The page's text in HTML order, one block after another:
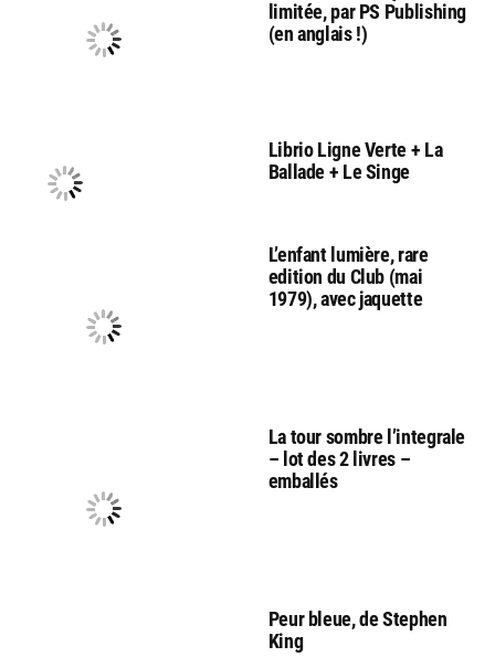
limitée, par PS Publishing
(en anglais !)
Librio Ligne Verte + La
Ballade + Le Singe
L’enfant lumière, rare
edition du Club (mai
1979), avec jaquette
La tour sombre l’integrale
– lot des 2 livres –
emballés
Peur bleue, de Stephen
King